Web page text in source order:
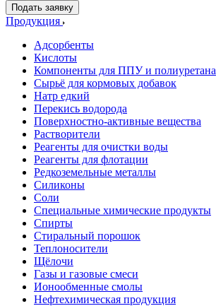
Подать заявку
Продукция
Адсорбенты
Кислоты
Компоненты для ППУ и полиуретана
Сырьё для кормовых добавок
Натр едкий
Перекись водорода
Поверхностно-активные вещества
Растворители
Реагенты для очистки воды
Реагенты для флотации
Редкоземельные металлы
Силиконы
Соли
Специальные химические продукты
Спирты
Стиральный порошок
Теплоносители
Щёлочи
Газы и газовые смеси
Ионообменные смолы
Нефтехимическая продукция